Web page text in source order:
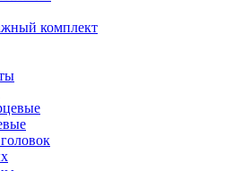
комплект